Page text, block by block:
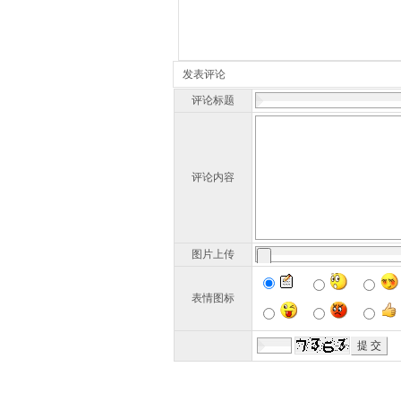
发表评论
评论标题
评论内容
图片上传
表情图标